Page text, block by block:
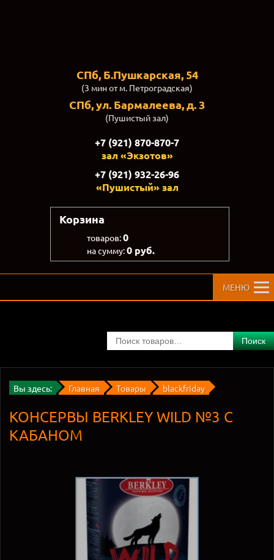
СПб, Б.Пушкарская, 54
(3 мин от м. Петроградская)
СПб, ул. Бармалеева, д. 3
(Пушистый зал)
+7 (921) 870-870-7
зал «Экзотов»
+7 (921) 932-26-96
«Пушистый» зал
Корзина
товаров:0
на сумму:0 руб.
МЕНЮ
Поиск
Вы здесь: Главная Товары blackfriday
КОНСЕРВЫ BERKLEY WILD №3 С
КАБАНОМ